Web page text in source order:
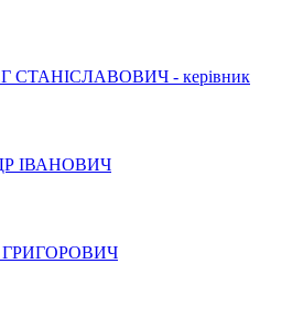
- керівник
ІВАНОВИЧ